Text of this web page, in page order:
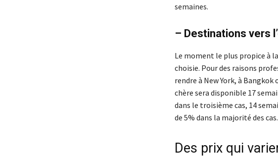
semaines.
– Destinations vers
Le moment le plus propice à
choisie. Pour des raisons
rendre à New York, à
chère sera disponible 17
dans le troisième cas, 14
de 5% dans la majorité des cas.
Des prix qui